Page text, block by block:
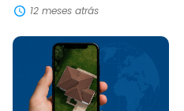
12 meses atrás